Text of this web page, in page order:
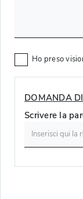
Ho preso
DOMANDA
Scrivere la